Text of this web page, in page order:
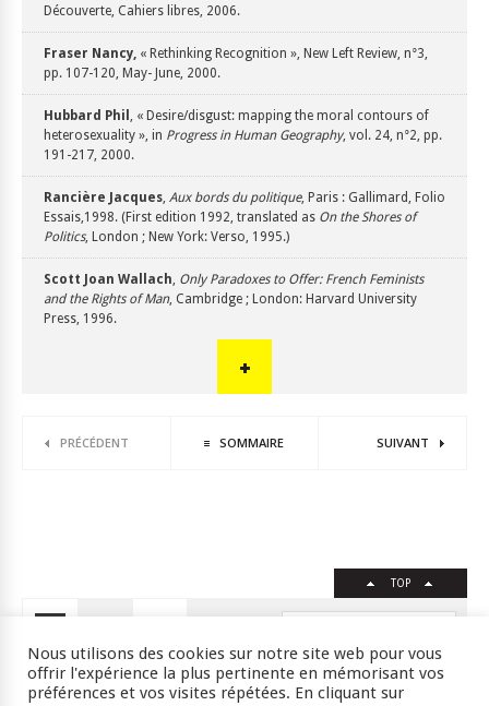
Découverte, Cahiers libres, 2006.
Fraser Nancy, « Rethinking Recognition », New Left Review, n°3,
pp. 107-120, May- June, 2000.
Hubbard Phil
, « Desire/disgust: mapping the moral contours of
heterosexuality », in Progress in Human Geography, vol. 24, n°2, pp.
191-217, 2000.
Rancière Jacques Aux bords du politique, Paris : Gallimard, Folio
Essais,1998. (First edition 1992, translated as On the Shores of
Politics, London ; New York: Verso, 1995.)
Scott Joan Wallach Only Paradoxes to Offer: French Feminists
and the Rights of Man, Cambridge ; London: Harvard University
Press, 1996.
PRÉCÉDENT SOMMAIRE SUIVANT
TOP
Nous utilisons des cookies sur notre site web pour vous
offrir l'expérience la plus pertinente en mémorisant vos
préférences et vos visites répétées. En cliquant sur